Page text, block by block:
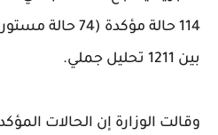
بين 1211 تحليل جملي.